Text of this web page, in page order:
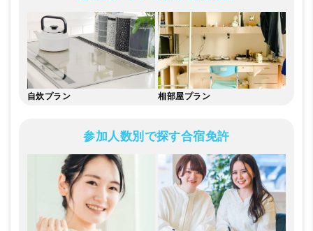
自炊プラン 相部屋プラン
参加人数別で探す合宿免許